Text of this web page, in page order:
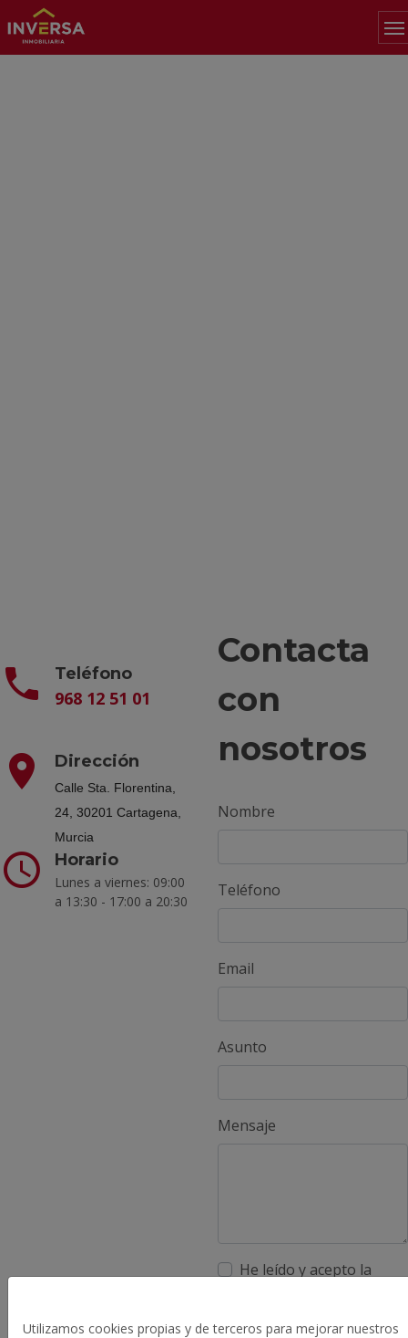
Teléfono
968 12 51 01
Dirección
Calle Sta. Florentina,
24, 30201 Cartagena,
Murcia
Horario
Lunes a viernes: 09:00
a 13:30 - 17:00 a 20:30
Contacta
con
nosotros
Nombre
Teléfono
Email
Asunto
Mensaje
He leído y acepto la
Utilizamos cookies propias y de terceros para mejorar nuestros